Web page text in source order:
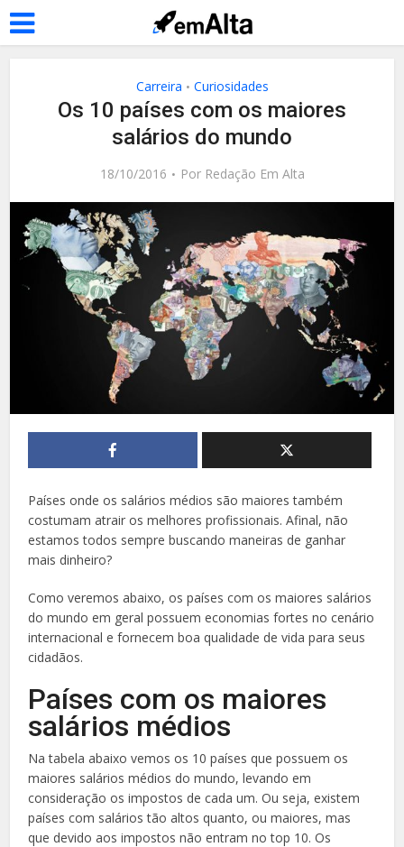
Carreira • Curiosidades
Os 10 países com os maiores
salários do mundo
18/10/2016 Por Redação Em Alta
Países onde os salários médios são maiores também
costumam atrair os melhores profissionais. Afinal, não
estamos todos sempre buscando maneiras de ganhar
mais dinheiro?
Como veremos abaixo, os países com os maiores salários
do mundo em geral possuem economias fortes no cenário
internacional e fornecem boa qualidade de vida para seus
cidadãos.
Países com os maiores
salários médios
Na tabela abaixo vemos os 10 países que possuem os
maiores salários médios do mundo, levando em
consideração os impostos de cada um. Ou seja, existem
países com salários tão altos quanto, ou maiores, mas
que devido aos impostos não entram no top 10. Os